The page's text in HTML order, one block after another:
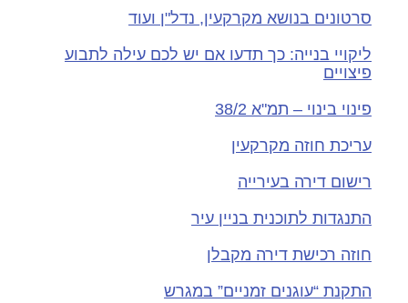
סרטונים בנושא מקרקעין, נדל"ן ועוד
ליקויי בנייה: כך תדעו אם יש לכם עילה לתבוע
פיצויים
פינוי בינוי – תמ"א 38/2
עריכת חוזה מקרקעין
רישום דירה בעירייה
התנגדות לתוכנית בניין עיר
חוזה רכישת דירה מקבלן
התקנת “עוגנים זמניים” במגרש